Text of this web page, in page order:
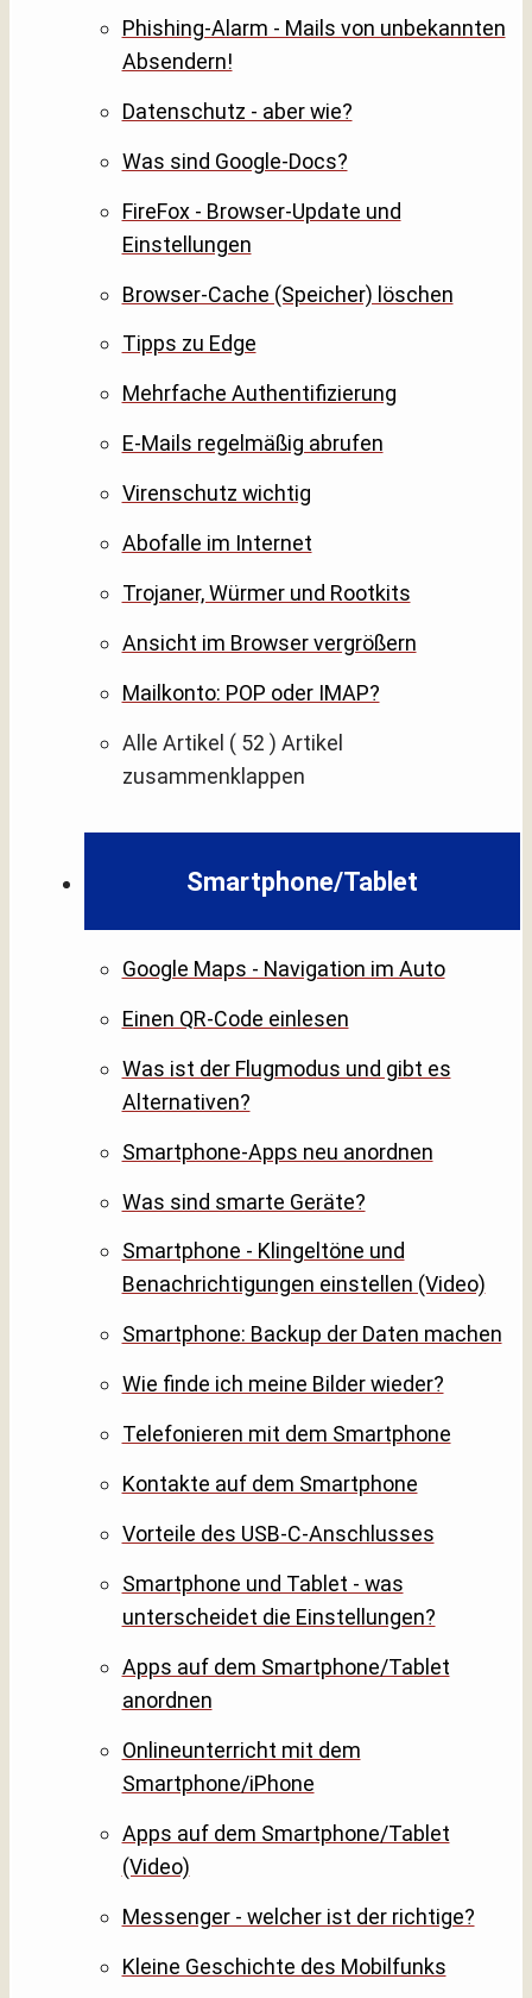
Phishing-Alarm - Mails von unbekannten
Absendern!
Datenschutz - aber wie?
Was sind Google-Docs?
FireFox - Browser-Update und
Einstellungen
Browser-Cache (Speicher) löschen
Tipps zu Edge
Mehrfache Authentifizierung
E-Mails regelmäßig abrufen
Virenschutz wichtig
Abofalle im Internet
Trojaner, Würmer und Rootkits
Ansicht im Browser vergrößern
Mailkonto: POP oder IMAP?
Alle Artikel ( 52 ) Artikel
zusammenklappen
Smartphone/Tablet
Google Maps - Navigation im Auto
Einen QR-Code einlesen
Was ist der Flugmodus und gibt es
Alternativen?
Smartphone-Apps neu anordnen
Was sind smarte Geräte?
Smartphone - Klingeltöne und
Benachrichtigungen einstellen (Video)
Smartphone: Backup der Daten machen
Wie finde ich meine Bilder wieder?
Telefonieren mit dem Smartphone
Kontakte auf dem Smartphone
Vorteile des USB-C-Anschlusses
Smartphone und Tablet - was
unterscheidet die Einstellungen?
Apps auf dem Smartphone/Tablet
anordnen
Onlineunterricht mit dem
Smartphone/iPhone
Apps auf dem Smartphone/Tablet
(Video)
Messenger - welcher ist der richtige?
Kleine Geschichte des Mobilfunks